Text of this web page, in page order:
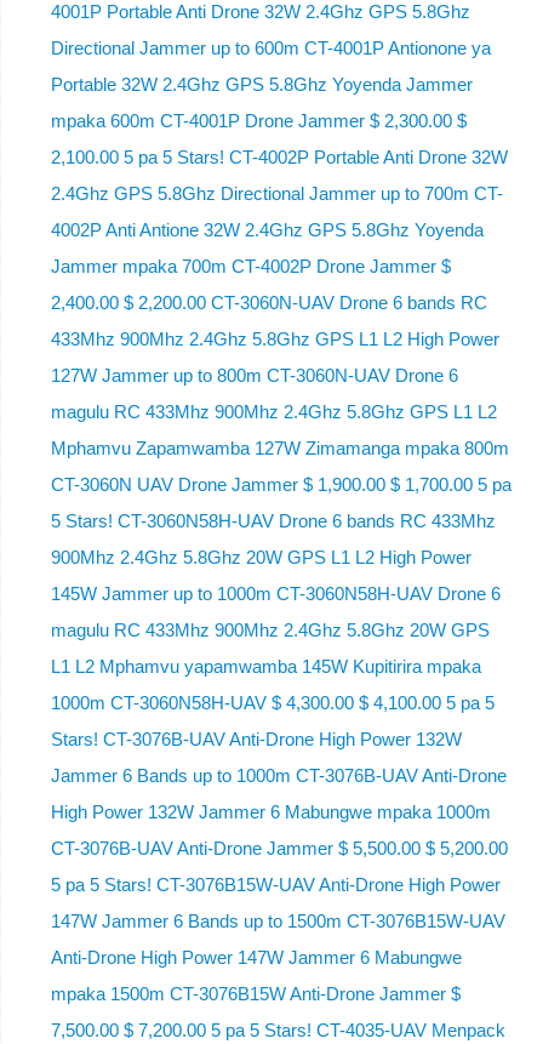
4001P Portable Anti Drone 32W 2.4Ghz GPS 5.8Ghz
Directional Jammer up to 600m CT-4001P Antionone ya
Portable 32W 2.4Ghz GPS 5.8Ghz Yoyenda Jammer
mpaka 600m CT-4001P Drone Jammer $ 2,300.00 $
2,100.00 5 pa 5 Stars! CT-4002P Portable Anti Drone 32W
2.4Ghz GPS 5.8Ghz Directional Jammer up to 700m CT-
4002P Anti Antione 32W 2.4Ghz GPS 5.8Ghz Yoyenda
Jammer mpaka 700m CT-4002P Drone Jammer $
2,400.00 $ 2,200.00 CT-3060N-UAV Drone 6 bands RC
433Mhz 900Mhz 2.4Ghz 5.8Ghz GPS L1 L2 High Power
127W Jammer up to 800m CT-3060N-UAV Drone 6
magulu RC 433Mhz 900Mhz 2.4Ghz 5.8Ghz GPS L1 L2
Mphamvu Zapamwamba 127W Zimamanga mpaka 800m
CT-3060N UAV Drone Jammer $ 1,900.00 $ 1,700.00 5 pa
5 Stars! CT-3060N58H-UAV Drone 6 bands RC 433Mhz
900Mhz 2.4Ghz 5.8Ghz 20W GPS L1 L2 High Power
145W Jammer up to 1000m CT-3060N58H-UAV Drone 6
magulu RC 433Mhz 900Mhz 2.4Ghz 5.8Ghz 20W GPS
L1 L2 Mphamvu yapamwamba 145W Kupitirira mpaka
1000m CT-3060N58H-UAV $ 4,300.00 $ 4,100.00 5 pa 5
Stars! CT-3076B-UAV Anti-Drone High Power 132W
Jammer 6 Bands up to 1000m CT-3076B-UAV Anti-Drone
High Power 132W Jammer 6 Mabungwe mpaka 1000m
CT-3076B-UAV Anti-Drone Jammer $ 5,500.00 $ 5,200.00
5 pa 5 Stars! CT-3076B15W-UAV Anti-Drone High Power
147W Jammer 6 Bands up to 1500m CT-3076B15W-UAV
Anti-Drone High Power 147W Jammer 6 Mabungwe
mpaka 1500m CT-3076B15W Anti-Drone Jammer $
7,500.00 $ 7,200.00 5 pa 5 Stars! CT-4035-UAV Menpack